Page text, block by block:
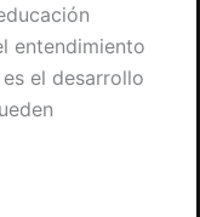
entendimiento
el desarrollo